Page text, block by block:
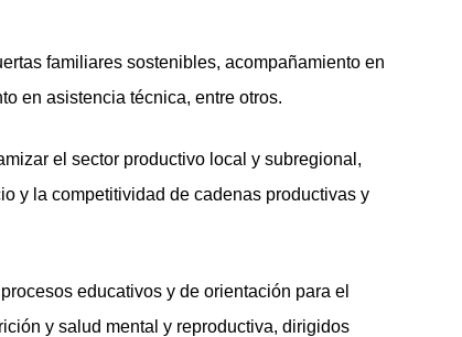
familiares sostenibles, acompañamiento en
en asistencia técnica, entre otros.
el sector productivo local y subregional,
y la competitividad de cadenas productivas y
educativos y de orientación para el
y salud mental y reproductiva, dirigidos